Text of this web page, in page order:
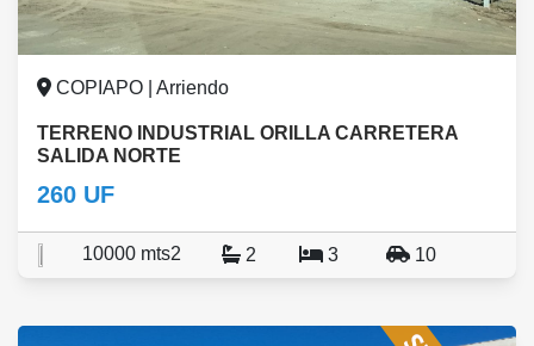
COPIAPO | Arriendo
TERRENO INDUSTRIAL ORILLA CARRETERA
SALIDA NORTE
260 UF
10000 mts2 2 3 10